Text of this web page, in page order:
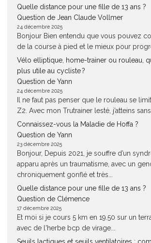
Quelle distance pour une fille de 13 ans ?
Question de Jean Claude Vollmer
24 décembre 2025
Bonjour Bien entendu que vous pouvez
de la course à pied et le mieux pour
Vélo elliptique, home-trainer ou rouleau,
plus utile au cycliste ?
Question de Yann
24 décembre 2025
Il ne faut pas penser que le rouleau se
Z2. Avec mon Trutrainer lesté, j’atteins sans...
Connaissez-vous la Maladie de Hoffa ?
Question de Yann
23 décembre 2025
Bonjour, Depuis 2021, je souffre d’un
apparu après un traumatisme, avec un
chroniquement gonflé et très...
Quelle distance pour une fille de 13 ans ?
Question de Clémence
17 décembre 2025
Et moi si je cours 5 km en 19.50 sur un
avec de l'herbe bcp de virage...